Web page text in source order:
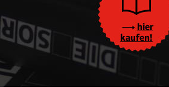
hier
kaufen!